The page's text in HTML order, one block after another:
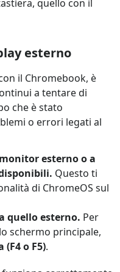
quello con il
esterno
il Chromebook, è
a tentare di
che è stato
o errori legati al
esterno o a
Questo ti
di ChromeOS sul
quello esterno. Per
schermo principale,
(F4 o F5).